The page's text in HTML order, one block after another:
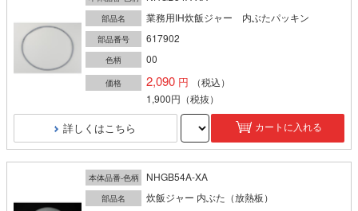
部品名 業務用IH炊飯ジャー 内ぶたパッキン
部品番号 617902
色柄 00
価格 2,090
（税込）
1,900円 （税抜）
詳しくはこちら カートに入れる
本体品番-色柄 NHGB54A-XA
部品名 炊飯ジャー 内ぶた（放熱板）